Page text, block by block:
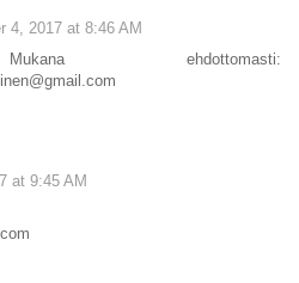
4, 2017 at 8:46 AM
ehdottomasti:
at 9:45 AM